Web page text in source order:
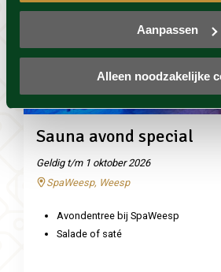
Aanpassen
Alleen noodzakelijke
SpaWeesp
Sauna avond special
Geldig t/m 1 oktober 2026
SpaWeesp, Weesp
Avondentree bij SpaWeesp
Salade of saté